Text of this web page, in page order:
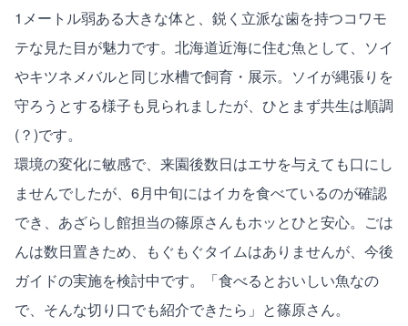
1メートル弱ある大きな体と、鋭く立派な歯を持つコワモ
テな見た目が魅力です。北海道近海に住む魚として、ソイ
やキツネメバルと同じ水槽で飼育・展示。ソイが縄張りを
守ろうとする様子も見られましたが、ひとまず共生は順調
(？)です。
環境の変化に敏感で、来園後数日はエサを与えても口にし
ませんでしたが、6月中旬にはイカを食べているのが確認
でき、あざらし館担当の篠原さんもホッとひと安心。ごは
んは数日置きため、もぐもぐタイムはありませんが、今後
ガイドの実施を検討中です。「食べるとおいしい魚なの
で、そんな切り口でも紹介できたら」と篠原さん。